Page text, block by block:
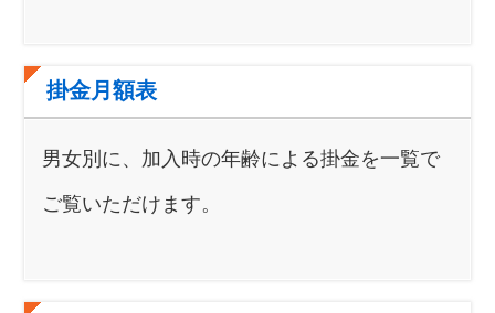
掛金月額表
男女別に、加入時の年齢による掛金を一覧で
ご覧いただけます。